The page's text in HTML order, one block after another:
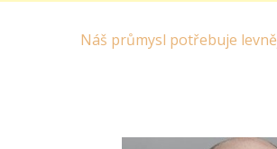
Náš průmysl potřebuje